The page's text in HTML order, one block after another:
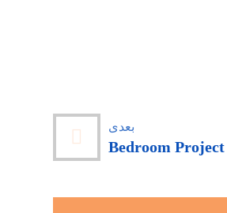
بعدی
Bedroom Project